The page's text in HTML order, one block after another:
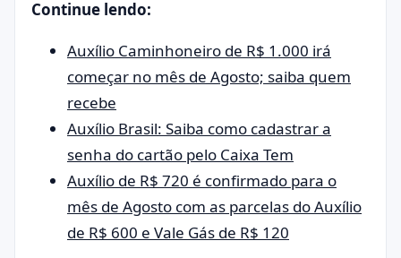
Continue lendo:
Auxílio Caminhoneiro de R$ 1.000 irá
começar no mês de Agosto; saiba quem
recebe
Auxílio Brasil: Saiba como cadastrar a
senha do cartão pelo Caixa Tem
Auxílio de R$ 720 é confirmado para o
mês de Agosto com as parcelas do Auxílio
de R$ 600 e Vale Gás de R$ 120